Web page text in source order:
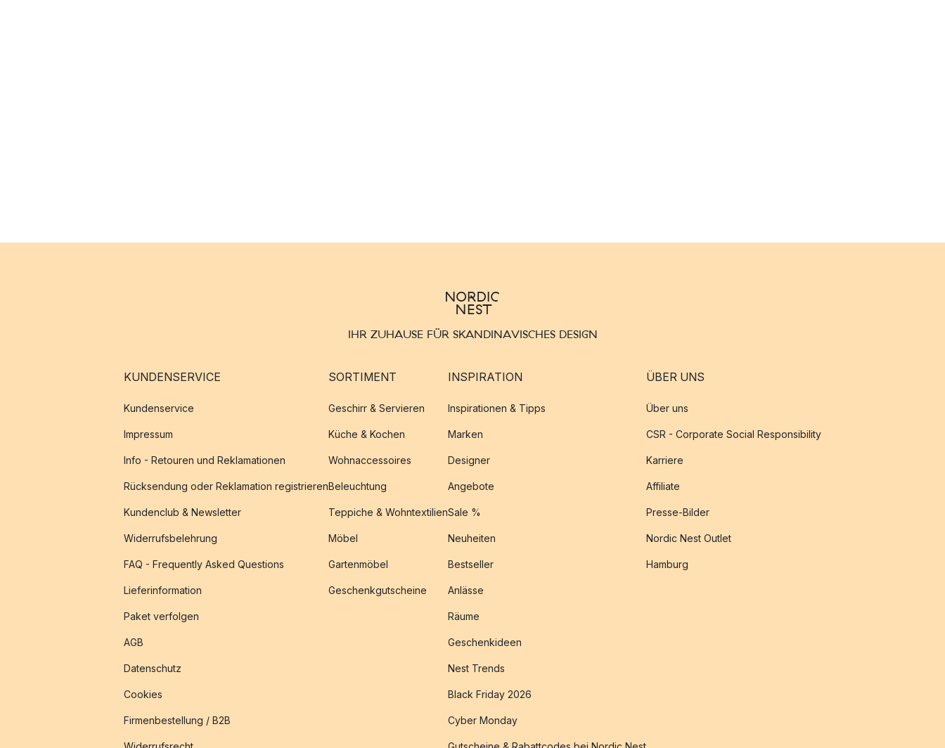
IHR ZUHAUSE FÜR SKANDINAVISCHES DESIGN
KUNDENSERVICE
Kundenservice
Impressum
Info - Retouren und Reklamationen
Rücksendung oder Reklamation registrieren
Kundenclub & Newsletter
Widerrufsbelehrung
FAQ - Frequently Asked Questions
Lieferinformation
Paket verfolgen
AGB
Datenschutz
Cookies
Firmenbestellung / B2B
SORTIMENT
Geschirr & Servieren
Küche & Kochen
Wohnaccessoires
Beleuchtung
Teppiche & Wohntextilien
Möbel
Gartenmöbel
Geschenkgutscheine
INSPIRATION
Inspirationen & Tipps
Marken
Designer
Angebote
Sale %
Neuheiten
Bestseller
Anlässe
Räume
Geschenkideen
Nest Trends
Black Friday 2026
Cyber Monday
ÜBER UNS
Über uns
CSR - Corporate Social Responsibility
Karriere
Affiliate
Presse-Bilder
Nordic Nest Outlet
Hamburg